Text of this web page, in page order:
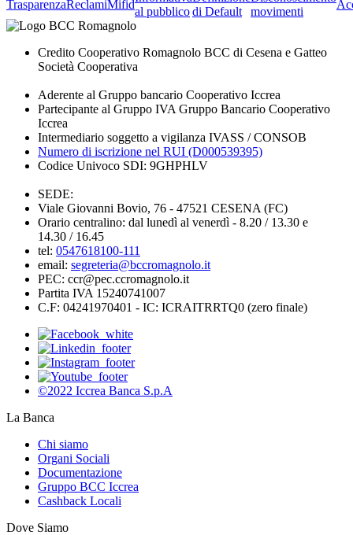
TrasparenzaReclamiMifid
al pubblicodi Default
movimenti
Credito Cooperativo Romagnolo BCC di Cesena e Gatteo
Società Cooperativa
Aderente al Gruppo bancario Cooperativo Iccrea
Partecipante al Gruppo IVA Gruppo Bancario Cooperativo
Iccrea
Intermediario soggetto a vigilanza IVASS / CONSOB
Numero di iscrizione nel RUI (D000539395)
Codice Univoco SDI: 9GHPHLV
SEDE:
Viale Giovanni Bovio, 76 - 47521 CESENA (FC)
Orario centralino: dal lunedì al venerdì - 8.20 / 13.30 e
14.30 / 16.45
tel: 0547618100-111
email: segreteria@bccromagnolo.it
PEC: ccr@pec.ccromagnolo.it
Partita IVA 15240741007
C.F: 04241970401 - IC: ICRAITRRTQ0 (zero finale)
©2022 Iccrea Banca S.p.A
La Banca
Chi siamo
Organi Sociali
Documentazione
Gruppo BCC Iccrea
Cashback Locali
Dove Siamo